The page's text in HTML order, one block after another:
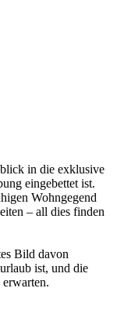
in die exklusive
eingebettet ist.
Wohngegend
– all dies finden
Bild davon
ist, und die